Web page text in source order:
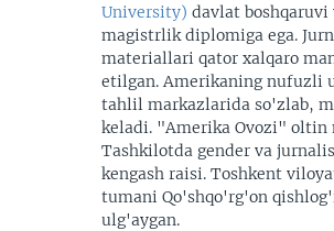
University) davlat
magistrlik diplomiga ega.
materiallari qator xalqaro
etilgan. Amerikaning nufuzli
tahlil markazlarida so'zlab,
keladi. "Amerika Ovozi" oltin
Tashkilotda gender va
kengash raisi. Toshkent
tumani Qo'shqo'rg'on
ulg'aygan.